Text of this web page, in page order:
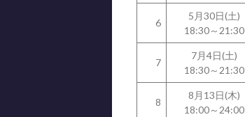
6
5月30日(土)
18:30～21:30
7
7月4日(土)
18:30～21:30
8
8月13日(木)
18:00～24:00